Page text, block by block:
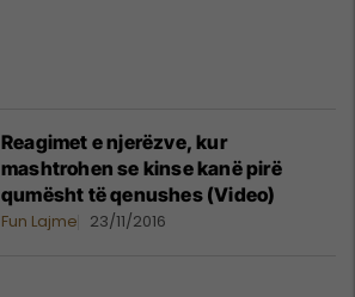
Reagimet e njerëzve, kur
mashtrohen se kinse kanë pirë
qumësht të qenushes (Video)
Fun Lajme 23/11/2016